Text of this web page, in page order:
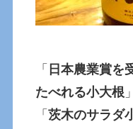
「 日本農業賞を
たべれる小大根 」
「茨木のサラダ